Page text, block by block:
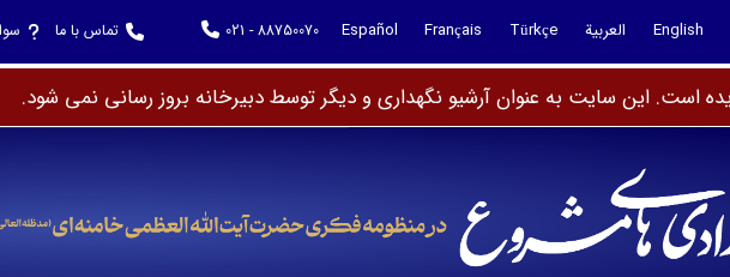
English العربية Türkçe
Français
Español
021 - 88750070 تماس با ما
است. این سایت به عنوان آرشیو نگهداری و دیگر توسط دبیرخانه بروز رسانی نمی شود.